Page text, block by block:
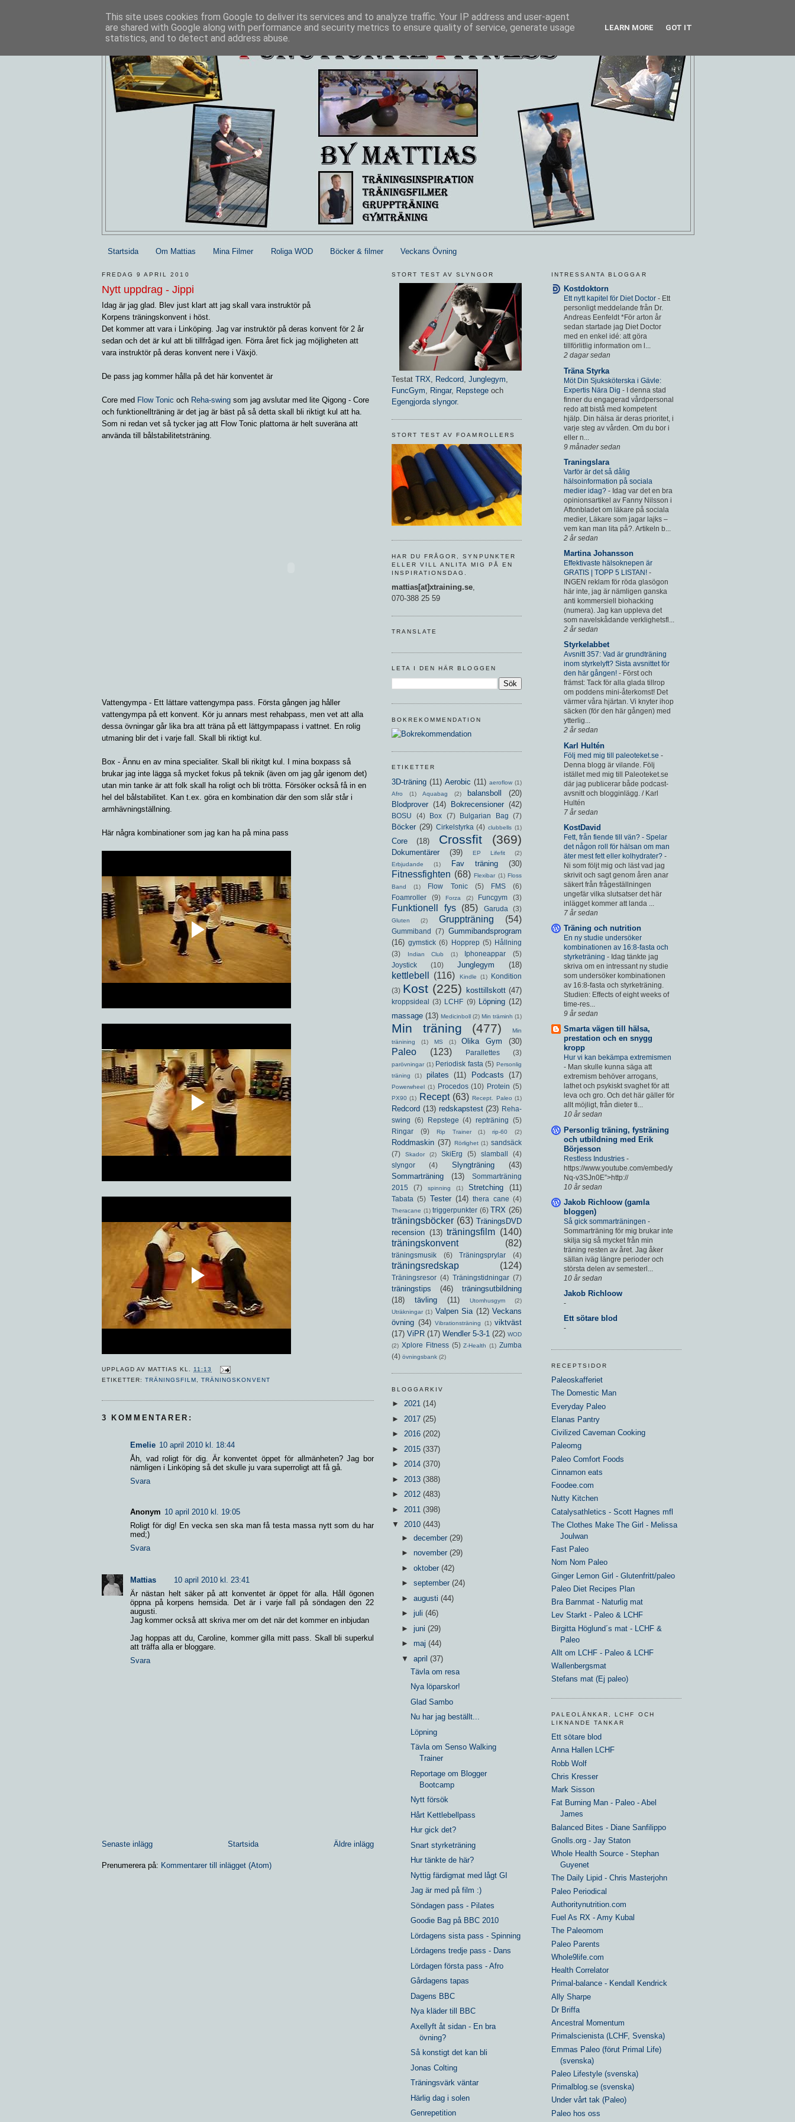
Startsida Om Mattias Mina Filmer Roliga WOD Böcker & filmer Veckans Övning
FREDAG 9 APRIL 2010
Nytt uppdrag - Jippi
Idag är jag glad. Blev just klart att jag skall vara instruktör på
Korpens träningskonvent i höst.
Det kommer att vara i Linköping. Jag var instruktör på deras konvent för 2 år
sedan och det är kul att bli tillfrågad igen. Förra året fick jag möjligheten att
vara instruktör på deras konvent nere i Växjö.
De pass jag kommer hålla på det här konventet är
Core med Flow Tonic och Reha-swing som jag avslutar med lite Qigong - Core
och funktionellträning är det jag är bäst på så detta skall bli riktigt kul att ha.
Som ni redan vet så tycker jag att Flow Tonic plattorna är helt suveräna att
använda till bålstabilitetsträning.
Vattengympa - Ett lättare vattengympa pass. Första gången jag håller
vattengympa på ett konvent. Kör ju annars mest rehabpass, men vet att alla
dessa övningar går lika bra att träna på ett lättgympapass i vattnet. En rolig
utmaning blir det i varje fall. Skall bli riktigt kul.
Box - Ännu en av mina specialiter. Skall bli rikitgt kul. I mina boxpass så
brukar jag inte lägga så mycket fokus på teknik (även om jag går igenom det)
utan min tanke är att folk skall ha roligt och bli trötta. Försöker också få in en
hel del bålstabilitet. Kan t.ex. göra en kombination där den som slår står i
armhävningställning.
Här några kombinationer som jag kan ha på mina pass
UPPLAGD AVMATTIAS KL. 11:13
ETIKETTER:TRÄNINGSFILM ,TRÄNINGSKONVENT
3 KOMMENTARER:
Emelie 10 april 2010 kl. 18:44
Åh, vad roligt för dig. Är konventet öppet för allmänheten? Jag bor
nämligen i Linköping så det skulle ju vara superroligt att få gå.
Svara
Anonym 10 april 2010 kl. 19:05
Roligt för dig! En vecka sen ska man få testa massa nytt som du har
med;)
Svara
Mattias
10 april 2010 kl. 23:41
Är nästan helt säker på att konventet är öppet för alla. Håll ögonen
öppna på korpens hemsida. Det är i varje fall på söndagen den 22
augusti.
Jag kommer också att skriva mer om det när det kommer en inbjudan
Jag hoppas att du, Caroline, kommer gilla mitt pass. Skall bli superkul
att träffa alla er bloggare.
Svara
Senaste inlägg Äldre inlägg
Startsida
Prenumerera på: Kommentarer till inlägget (Atom)
INTRESSANTA BLOGGAR
Kostdoktorn
Ett nytt kapitel för Diet Doctor - Ett
personligt meddelande från Dr.
Andreas Eenfeldt *För arton år
sedan startade jag Diet Doctor
med en enkel idé: att göra
tillförlitlig information om l...
2 dagar sedan
Träna Styrka
Möt Din Sjuksköterska i Gävle:
Expertis Nära Dig - I denna stad
finner du engagerad vårdpersonal
redo att bistå med kompetent
hjälp. Din hälsa är deras prioritet, i
varje steg av vården. Om du bor i
eller n...
9 månader sedan
Traningslara
Varför är det så dålig
hälsoinformation på sociala
medier idag? - Idag var det en bra
opinionsartikel av Fanny Nilsson i
Aftonbladet om läkare på sociala
medier, Läkare som jagar lajks –
vem kan man lita på?. Artikeln b...
2 år sedan
Martina Johansson
Effektivaste hälsoknepen är
GRATIS | TOPP 5 LISTAN! -
INGEN reklam för röda glasögon
här inte, jag är nämligen ganska
anti kommersiell biohacking
(numera). Jag kan uppleva det
som navelskådande verklighetsfl...
2 år sedan
Styrkelabbet
Avsnitt 357: Vad är grundträning
inom styrkelyft? Sista avsnittet för
den här gången! - Först och
främst: Tack för alla glada tillrop
om poddens mini-återkomst! Det
värmer våra hjärtan. Vi knyter ihop
säcken (för den här gången) med
ytterlig...
2 år sedan
Karl Hultén
Följ med mig till paleoteket.se -
Denna blogg är vilande. Följ
istället med mig till Paleoteket.se
där jag publicerar både podcast-
avsnitt och blogginlägg. / Karl
Hultén
7 år sedan
KostDavid
Fett, från fiende till vän? - Spelar
det någon roll för hälsan om man
äter mest fett eller kolhydrater? -
Ni som följt mig och läst vad jag
skrivit och sagt genom åren anar
säkert från frågeställningen
ungefär vilka slutsatser det här
inlägget kommer att landa ...
7 år sedan
Träning och nutrition
En ny studie undersöker
kombinationen av 16:8-fasta och
styrketräning - Idag tänkte jag
skriva om en intressant ny studie
som undersöker kombinationen
av 16:8-fasta och styrketräning.
Studien: Effects of eight weeks of
time-res...
9 år sedan
Smarta vägen till hälsa,
prestation och en snygg
kropp
Hur vi kan bekämpa extremismen
- Man skulle kunna säga att
extremism behöver arrogans,
lathet och psykiskt svaghet för att
leva och gro. Och det här gäller för
allt möjligt, från dieter ti...
10 år sedan
Personlig träning, fysträning
och utbildning med Erik
Börjesson
Restless Industries -
https://www.youtube.com/embed/y
Nq-v3SJn0E”>http://
10 år sedan
Jakob Richloow (gamla
bloggen)
Så gick sommarträningen -
Sommarträning för mig brukar inte
skilja sig så mycket från min
träning resten av året. Jag åker
sällan iväg längre perioder och
största delen av semesterl...
10 år sedan
Jakob Richloow
-
Ett sötare blod
-
RECEPTSIDOR
Paleoskafferiet
The Domestic Man
Everyday Paleo
Elanas Pantry
Civilized Caveman Cooking
Paleomg
Paleo Comfort Foods
Cinnamon eats
Foodee.com
Nutty Kitchen
Catalysathletics - Scott Hagnes mfl
The Clothes Make The Girl - Melissa
Joulwan
Fast Paleo
Nom Nom Paleo
Ginger Lemon Girl - Glutenfritt/paleo
Paleo Diet Recipes Plan
Bra Barnmat - Naturlig mat
Lev Starkt - Paleo & LCHF
Birgitta Höglund´s mat - LCHF &
Paleo
Allt om LCHF - Paleo & LCHF
Wallenbergsmat
Stefans mat (Ej paleo)
PALEOLÄNKAR, LCHF OCH
LIKNANDE TANKAR
Ett sötare blod
Anna Hallen LCHF
Robb Wolf
Chris Kresser
Mark Sisson
Fat Burning Man - Paleo - Abel
James
Balanced Bites - Diane Sanfilippo
Gnolls.org - Jay Staton
Whole Health Source - Stephan
Guyenet
The Daily Lipid - Chris Masterjohn
Paleo Periodical
Authoritynutrition.com
Fuel As RX - Amy Kubal
The Paleomom
Paleo Parents
Whole9life.com
Health Correlator
Primal-balance - Kendall Kendrick
Ally Sharpe
Dr Briffa
Ancestral Momentum
Primalscienista (LCHF, Svenska)
Emmas Paleo (förut Primal Life)
(svenska)
Paleo Lifestyle (svenska)
Primalblog.se (svenska)
Under vårt tak (Paleo)
Paleo hos oss
STORT TEST AV SLYNGOR
Testat TRX, Redcord, Junglegym,
FuncGym, Ringar, Repstege och
Egengjorda slyngor.
STORT TEST AV FOAMROLLERS
HAR DU FRÅGOR, SYNPUNKTER
ELLER VILL ANLITA MIG PÅ EN
INSPIRATIONSDAG.
mattias[at]xtraining.se,
070-388 25 59
TRANSLATE
LETA I DEN HÄR BLOGGEN
BOKREKOMMENDATION
ETIKETTER
3D-träning (11) Aerobic (11) aeroflow (1)
Afro
(1) Aquabag (2) balansboll
(20)
Blodprover (14) Bokrecensioner (42)
BOSU (4) Box (7) Bulgarian Bag (7)
Böcker (29) Cirkelstyrka (4) clubbells (1)
Core (18) Crossfit (369)
Dokumentärer (39) EP Lifefit
(2)
Erbjudande
(1) Fav träning (30)
Fitnessfighten (68) Flexibar (1) Floss
Band
(1) Flow Tonic (5) FMS
(6)
Foamroller
(9) Forza (2) Funcgym (3)
Funktionell fys (85) Garuda (3)
Gluten (2) Gruppträning (54)
Gummiband (7) Gummibandsprogram
(16) gymstick (6) Hopprep (5) Hållning
(3)
Indian Club (1) Iphoneappar
(5)
Joystick
(10) Junglegym (18)
kettlebell (116) Kindle (1)
Kondition
(3) Kost (225) kosttillskott (47)
kroppsideal (3) LCHF (9) Löpning (12)
massage (13) Medicinboll (2) Min träminh (1)
Min träning (477)
Min
tränining
(1) MS (1) Olika Gym (30)
Paleo (123) Parallettes (3)
parövningar (1) Periodisk fasta (5) Personlig
träning
(1) pilates (11) Podcasts (17)
Powerwheel (1) Procedos (10) Protein (5)
PX90 (1) Recept (63) Recept. Paleo (1)
Redcord (13) redskapstest (23) Reha-
swing
(6) Repstege (4) repträning
(5)
Ringar
(9) Rip Trainer (1) rip-60 (2)
Roddmaskin (37) Rörlighet (1) sandsäck
(7)
Skador (2) SkiErg (5) slamball
(4)
slyngor
(4) Slyngträning
(43)
Sommarträning
(13)
Sommarträning
2015
(7) spinning (1) Stretching (11)
Tabata (5) Tester (14) thera cane (4)
Theracane (1) triggerpunkter (6) TRX (26)
träningsböcker (63) TräningsDVD
recension (13) träningsfilm (140)
träningskonvent
(82)
träningsmusik (6) Träningsprylar (4)
träningsredskap (124)
Träningsresor (4) Träningstidningar (7)
träningstips (46)
träningsutbildning
(18)
tävling (11) Utomhusgym
(2)
Uträkningar (1) Valpen Sia (12) Veckans
övning (34) Vibrationsträning (1) viktväst
(17) ViPR (17) Wendler 5-3-1 (22) WOD
(2) Xplore Fitness (5) Z-Health (1) Zumba
(4) övningsbank (2)
BLOGGARKIV
► 2021 (14)
► 2017 (25)
► 2016 (202)
► 2015 (337)
► 2014 (370)
► 2013 (388)
► 2012 (483)
► 2011 (398)
▼ 2010 (443)
► december (29)
► november (29)
► oktober (42)
► september (24)
► augusti (44)
► juli (46)
► juni (29)
► maj (44)
▼ april (37)
Tävla om resa
Nya löparskor!
Glad Sambo
Nu har jag beställt...
Löpning
Tävla om Senso Walking
Trainer
Reportage om Blogger
Bootcamp
Nytt försök
Hårt Kettlebellpass
Hur gick det?
Snart styrketräning
Hur tänkte de här?
Nyttig färdigmat med lågt GI
Jag är med på film :)
Söndagen pass - Pilates
Goodie Bag på BBC 2010
Lördagens sista pass - Spinning
Lördagens tredje pass - Dans
Lördagen första pass - Afro
Gårdagens tapas
Dagens BBC
Nya kläder till BBC
Axellyft åt sidan - En bra
övning?
Så konstigt det kan bli
Jonas Colting
Träningsvärk väntar
Härlig dag i solen
Genrepetition
This site uses cookies from Google to deliver its services and to analyze traffic. Your IP address and user-agent
are shared with Google along with performance and security metrics to ensure quality of service, generate usage
statistics, and to detect and address abuse.
LEARN MORE GOT IT